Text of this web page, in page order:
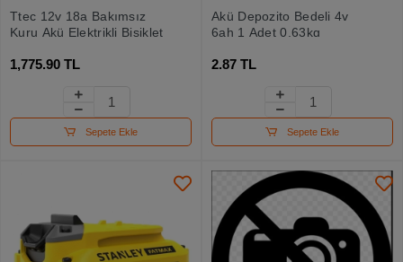
Ttec 12v 18a Bakımsız
Kuru Akü Elektrikli Bisiklet
1,775.90 TL
Sepete Ekle
Akü Depozito Bedeli 4v
6ah 1 Adet 0,63kg
2.87 TL
Sepete Ekle